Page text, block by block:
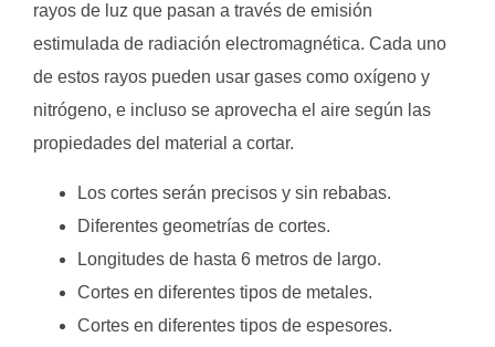
rayos de luz que pasan a través de emisión
estimulada de radiación electromagnética. Cada uno
de estos rayos pueden usar gases como oxígeno y
nitrógeno, e incluso se aprovecha el aire según las
propiedades del material a cortar.
Los cortes serán precisos y sin rebabas.
Diferentes geometrías de cortes.
Longitudes de hasta 6 metros de largo.
Cortes en diferentes tipos de metales.
Cortes en diferentes tipos de espesores.